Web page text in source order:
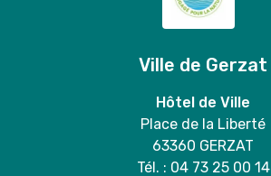
Ville de Gerzat
Hôtel de Ville
Place de la Liberté
63360 GERZAT
Tél. : 04 73 25 00 14